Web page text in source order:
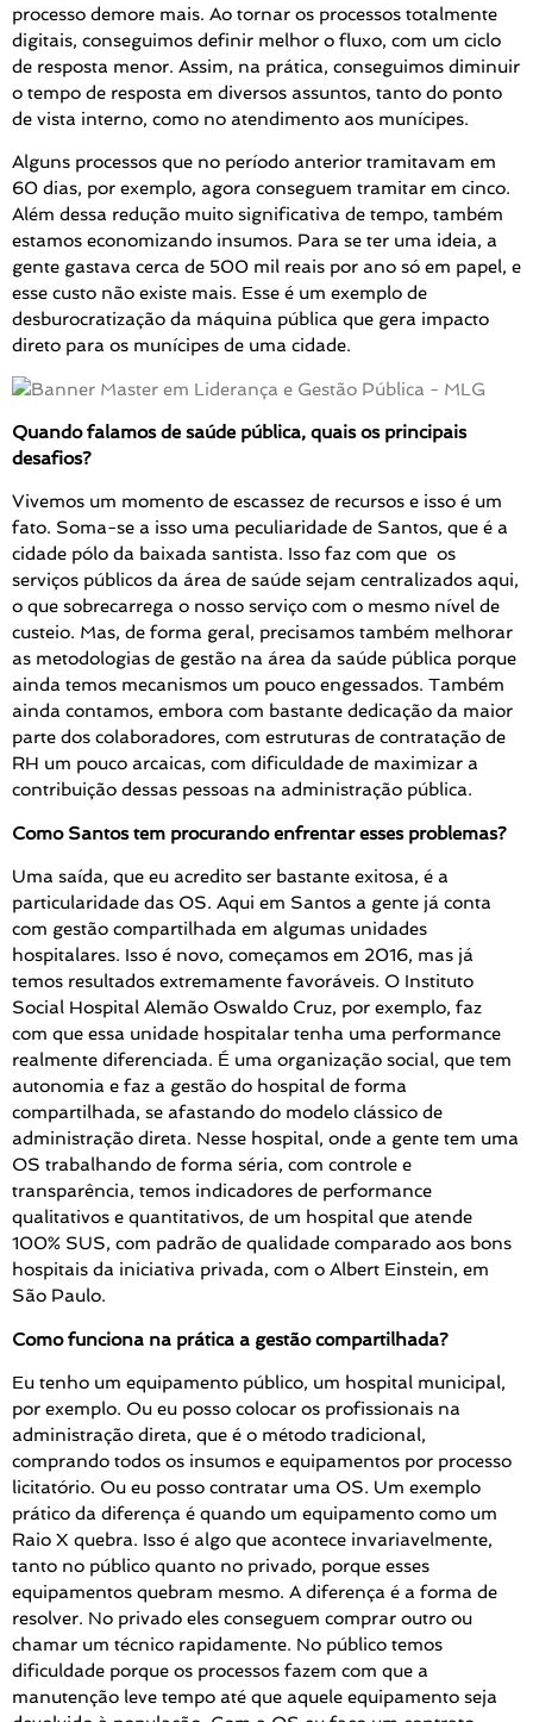
processo demore mais. Ao tornar os processos totalmente
digitais, conseguimos definir melhor o fluxo, com um ciclo
de resposta menor. Assim, na prática, conseguimos diminuir
o tempo de resposta em diversos assuntos, tanto do ponto
de vista interno, como no atendimento aos munícipes.
Alguns processos que no período anterior tramitavam em
60 dias, por exemplo, agora conseguem tramitar em cinco.
Além dessa redução muito significativa de tempo, também
estamos economizando insumos. Para se ter uma ideia, a
gente gastava cerca de 500 mil reais por ano só em papel, e
esse custo não existe mais. Esse é um exemplo de
desburocratização da máquina pública que gera impacto
direto para os munícipes de uma cidade.
Quando falamos de saúde pública, quais os principais
desafios?
Vivemos um momento de escassez de recursos e isso é um
fato. Soma-se a isso uma peculiaridade de Santos, que é a
cidade pólo da baixada santista. Isso faz com que os
serviços públicos da área de saúde sejam centralizados aqui,
o que sobrecarrega o nosso serviço com o mesmo nível de
custeio. Mas, de forma geral, precisamos também melhorar
as metodologias de gestão na área da saúde pública porque
ainda temos mecanismos um pouco engessados. Também
ainda contamos, embora com bastante dedicação da maior
parte dos colaboradores, com estruturas de contratação de
RH um pouco arcaicas, com dificuldade de maximizar a
contribuição dessas pessoas na administração pública.
Como Santos tem procurando enfrentar esses problemas?
Uma saída, que eu acredito ser bastante exitosa, é a
particularidade das OS. Aqui em Santos a gente já conta
com gestão compartilhada em algumas unidades
hospitalares. Isso é novo, começamos em 2016, mas já
temos resultados extremamente favoráveis. O Instituto
Social Hospital Alemão Oswaldo Cruz, por exemplo, faz
com que essa unidade hospitalar tenha uma performance
realmente diferenciada. É uma organização social, que tem
autonomia e faz a gestão do hospital de forma
compartilhada, se afastando do modelo clássico de
administração direta. Nesse hospital, onde a gente tem uma
OS trabalhando de forma séria, com controle e
transparência, temos indicadores de performance
qualitativos e quantitativos, de um hospital que atende
100% SUS, com padrão de qualidade comparado aos bons
hospitais da iniciativa privada, com o Albert Einstein, em
São Paulo.
Como funciona na prática a gestão compartilhada?
Eu tenho um equipamento público, um hospital municipal,
por exemplo. Ou eu posso colocar os profissionais na
administração direta, que é o método tradicional,
comprando todos os insumos e equipamentos por processo
licitatório. Ou eu posso contratar uma OS. Um exemplo
prático da diferença é quando um equipamento como um
Raio X quebra. Isso é algo que acontece invariavelmente,
tanto no público quanto no privado, porque esses
equipamentos quebram mesmo. A diferença é a forma de
resolver. No privado eles conseguem comprar outro ou
chamar um técnico rapidamente. No público temos
dificuldade porque os processos fazem com que a
manutenção leve tempo até que aquele equipamento seja